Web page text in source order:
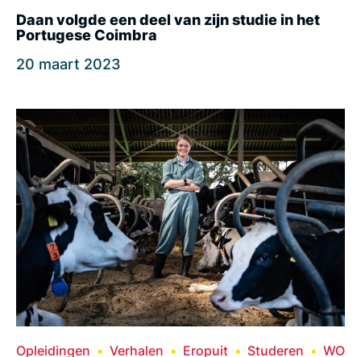
Daan volgde een deel van zijn studie in het
Portugese Coimbra
20 maart 2023
Opleidingen Verhalen Eropuit Studeren WO